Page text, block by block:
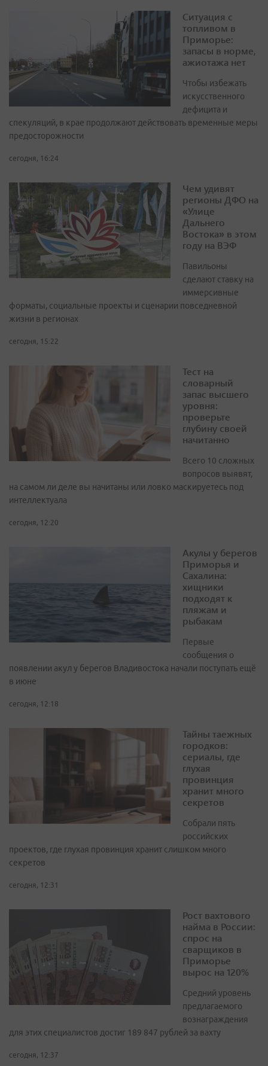
Ситуация с
топливом в
Приморье:
запасы в норме,
ажиотажа нет
Чтобы избежать
искусственного
дефицита и
спекуляций, в крае продолжают действовать временные меры
предосторожности
сегодня, 16:24
Чем удивят
регионы ДФО на
«Улице
Дальнего
Востока» в этом
году на ВЭФ
Павильоны
сделают ставку на
иммерсивные
форматы, социальные проекты и сценарии повседневной
жизни в регионах
сегодня, 15:22
Тест на
словарный
запас высшего
уровня:
проверьте
глубину своей
начитанно
Всего 10 сложных
вопросов выявят,
на самом ли деле вы начитаны или ловко маскируетесь под
интеллектуала
сегодня, 12:20
Акулы у берегов
Приморья и
Сахалина:
хищники
подходят к
пляжам и
рыбакам
Первые
сообщения о
появлении акул у берегов Владивостока начали поступать ещё
в июне
сегодня, 12:18
Тайны таежных
городков:
сериалы, где
глухая
провинция
хранит много
секретов
Собрали пять
российских
проектов, где глухая провинция хранит слишком много
секретов
сегодня, 12:31
Рост вахтового
найма в России:
спрос на
сварщиков в
Приморье
вырос на 120%
Средний уровень
предлагаемого
вознаграждения
для этих специалистов достиг 189 847 рублей за вахту
сегодня, 12:37